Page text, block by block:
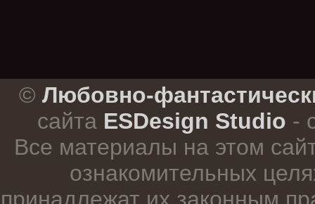
© Любовно-
сайта ESDesign Studio -
Все материалы на этом
ознакомительных